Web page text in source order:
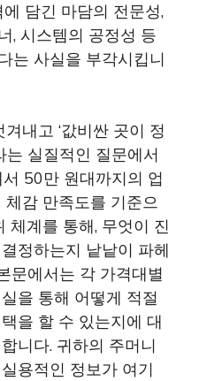
담긴 마담의 전문성,
, 시스템의 공정성 등
는 사실을 부각시킵니
내고 ‘값비싼 곳이 정
는 실질적인 질문에서
50만 원대까지의 업
감 만족도를 기준으
체계를 통해, 무엇이 진
정하는지 낱낱이 파헤
문에서는 각 가격대별
을 통해 어떻게 적절
을 할 수 있는지에 대
니다. 귀하의 주머니
용적인 정보가 여기